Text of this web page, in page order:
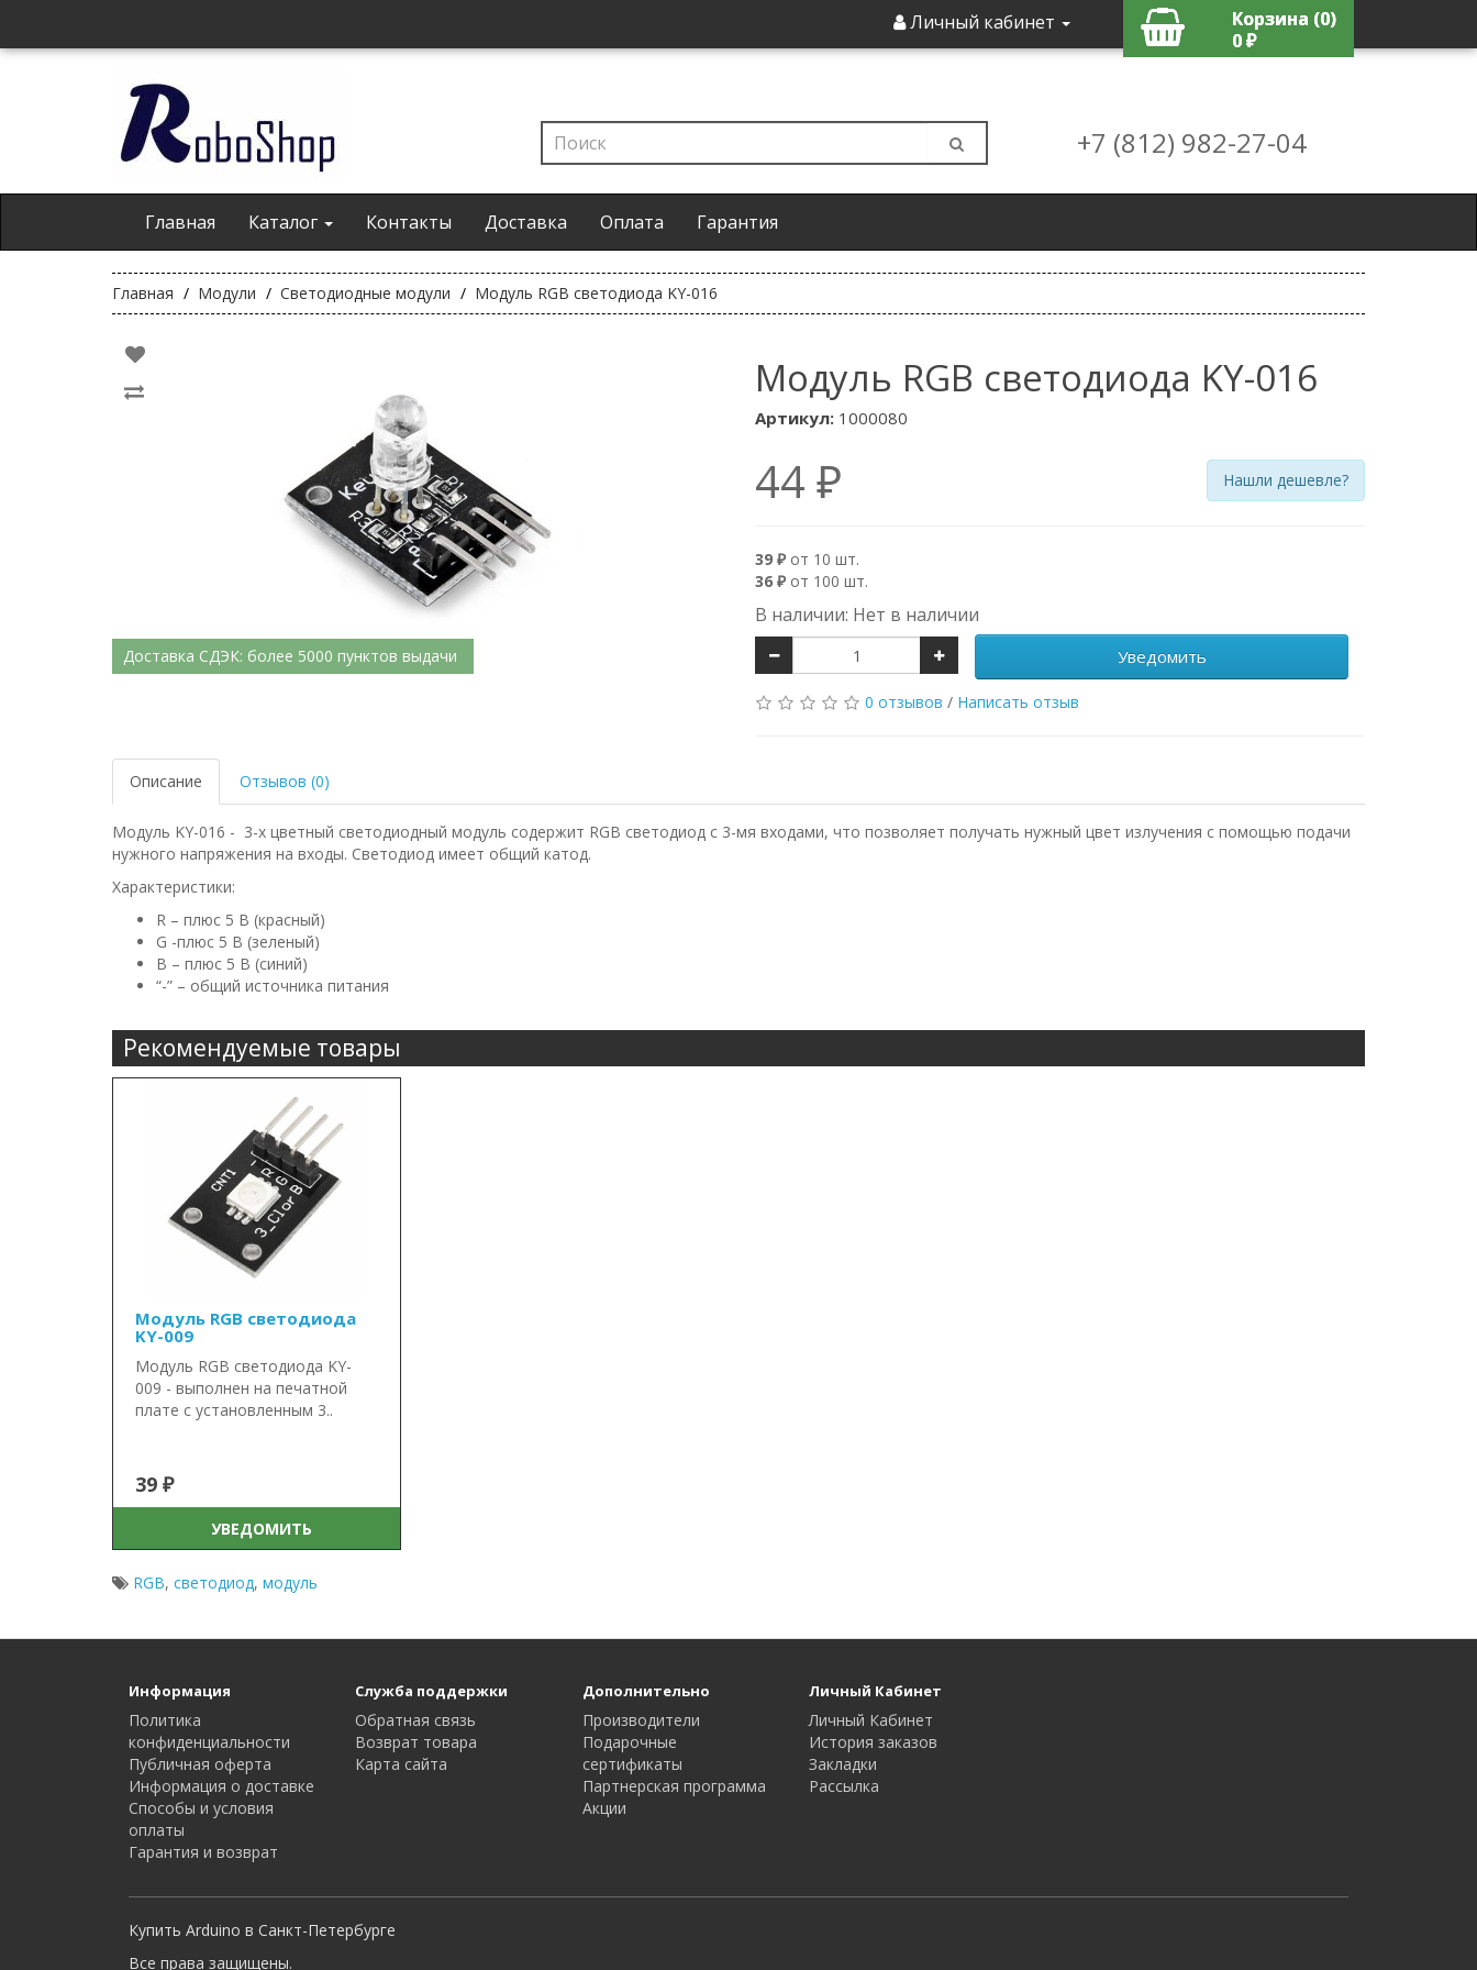
Личный кабинет
Корзина (0)
0 ₽
+7 (812) 982-27-04
Главная Каталог Контакты Доставка Оплата Гарантия
Главная Модули Светодиодные модули Модуль RGB светодиода KY-016
Доставка СДЭК: более 5000 пунктов выдачи
Модуль RGB светодиода KY-016
Артикул: 1000080
44 ₽ Нашли дешевле?
39 ₽ от 10 шт.
36 ₽ от 100 шт.
В наличии: Нет в наличии
Уведомить
0 отзывов / Написать отзыв
Описание Отзывов (0)
Модуль KY-016 - 3-х цветный светодиодный модуль содержит RGB светодиод с 3-мя входами, что позволяет получать нужный цвет излучения с помощью подачи
нужного напряжения на входы. Светодиод имеет общий катод.
Характеристики:
R – плюс 5 В (красный)
G -плюс 5 В (зеленый)
B – плюс 5 В (синий)
“-” – общий источника питания
Рекомендуемые товары
Модуль RGB светодиода
KY-009
Модуль RGB светодиода KY-
009 - выполнен на печатной
плате с установленным 3..
39 ₽
УВЕДОМИТЬ
RGB, светодиод, модуль
Информация
Политика
конфиденциальности
Публичная оферта
Информация о доставке
Способы и условия
оплаты
Гарантия и возврат
Служба поддержки
Обратная связь
Возврат товара
Карта сайта
Дополнительно
Производители
Подарочные
сертификаты
Партнерская программа
Акции
Личный Кабинет
Личный Кабинет
История заказов
Закладки
Рассылка
Купить Arduino в Санкт-Петербурге
Все права защищены.